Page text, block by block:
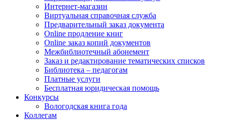
Интернет-магазин
Виртуальная справочная служба
Предварительный заказ документа
Online продление книг
Online заказ копий документов
Межбиблиотечный абонемент
Заказ и редактирование тематических списков
Библиотека – педагогам
Платные услуги
Бесплатная юридическая помощь
Конкурсы
Вологодская книга года
Коллегам